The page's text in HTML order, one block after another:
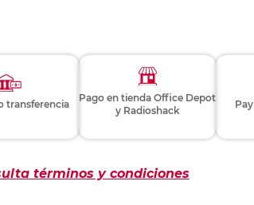
transferencia
Pago en tienda Office Depot
y Radioshack
términos y condiciones